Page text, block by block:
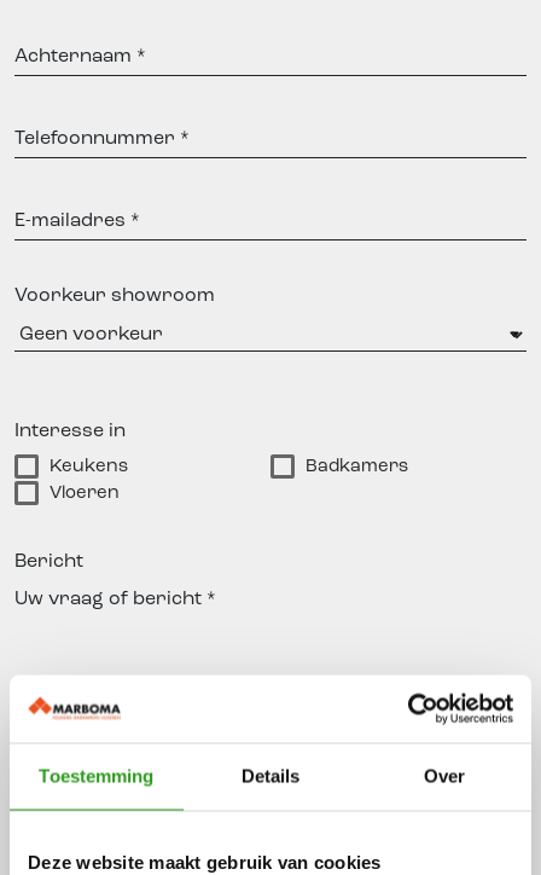
Toestemming Details Over
Deze website maakt gebruik van cookies
Achternaam
Telefoonnummer
E-
mailadres
Voorkeur showroom
Interesse in
Keukens
Badkamers
Vloeren
Bericht